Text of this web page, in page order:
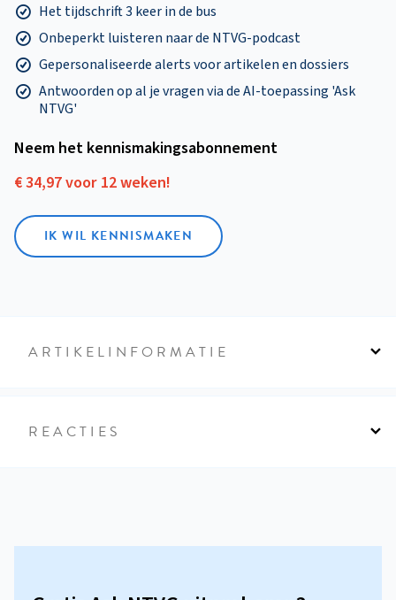
Het tijdschrift 3 keer in de bus
Onbeperkt luisteren naar de NTVG-podcast
Gepersonaliseerde alerts voor artikelen en dossiers
Antwoorden op al je vragen via de AI-toepassing 'Ask
NTVG'
Neem het kennismakings­abonnement
€ 34,97 voor 12 weken!
IK WIL KENNISMAKEN
ARTIKELINFORMATIE
REACTIES